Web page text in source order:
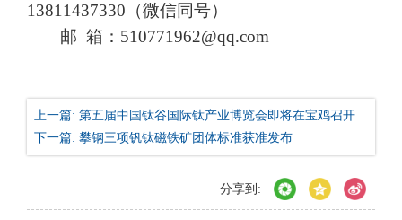
13811437330 （微信同号）
邮 箱： 510771962@qq.com
上一篇: 第五届中国钛谷国际钛产业博览会即将在宝鸡召开
下一篇: 攀钢三项钒钛磁铁矿团体标准获准发布
分享到: